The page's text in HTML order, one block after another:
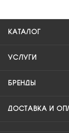
КАТАЛОГ
УСЛУГИ
БРЕНДЫ
ДОСТАВКА И